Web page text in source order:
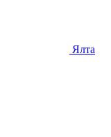
Ялта